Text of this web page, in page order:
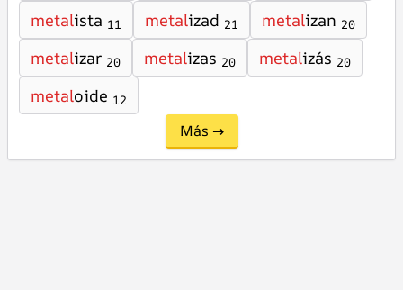
metalista 11 metalizad 21 metalizan 20
metalizar 20 metalizas 20 metalizás 20
metaloide 12
Más →